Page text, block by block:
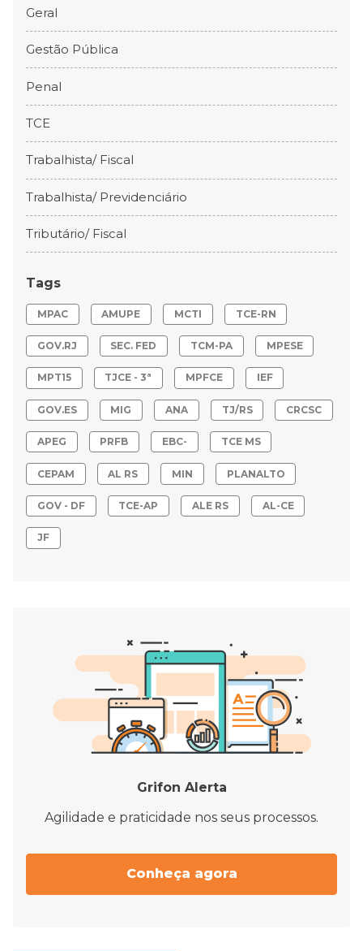
Geral
Gestão Pública
Penal
TCE
Trabalhista/ Fiscal
Trabalhista/ Previdenciário
Tributário/ Fiscal
Tags
MPAC AMUPE MCTI TCE-RN
GOV.RJ SEC. FED TCM-PA MPESE
MPT15 TJCE - 3ª MPFCE IEF
GOV.ES MIG ANA TJ/RS CRCSC
APEG PRFB EBC- TCE MS
CEPAM AL RS MIN PLANALTO
GOV - DF TCE-AP ALE RS AL-CE
JF
Grifon Alerta
Agilidade e praticidade nos seus processos.
Conheça agora